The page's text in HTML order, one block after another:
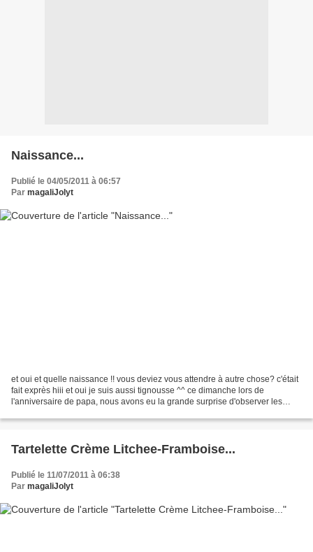
Naissance...
Publié le 04/05/2011 à 06:57
Par magaliJolyt
et oui et quelle naissance !! vous deviez vous attendre à autre chose? c'était
fait exprès hiii et oui je suis aussi tignousse ^^ ce dimanche lors de
l'anniversaire de papa, nous avons eu la grande surprise d'observer les
Tartelette Crème Litchee-Framboise...
Publié le 11/07/2011 à 06:38
Par magaliJolyt